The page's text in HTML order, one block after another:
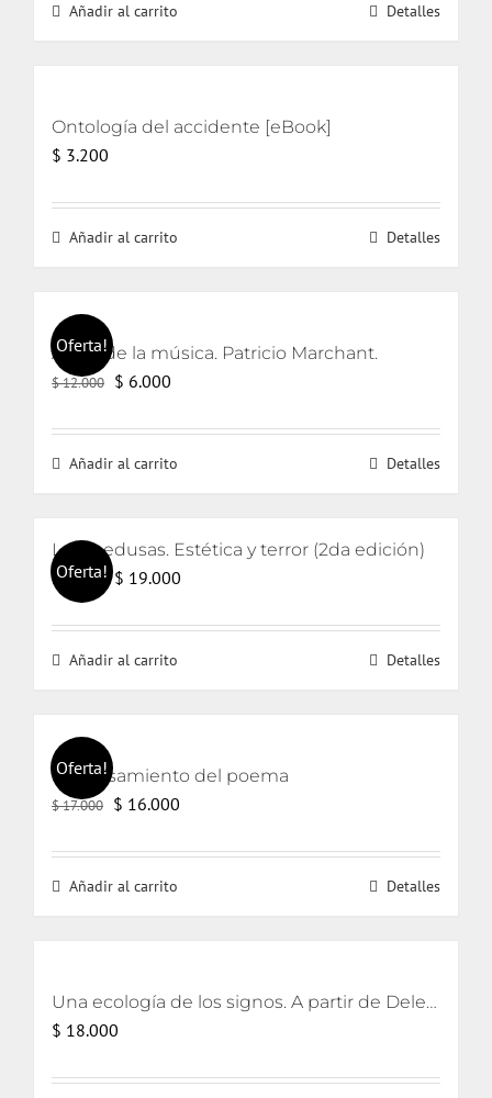
era:
es:
Añadir al carrito Detalles
Ontología del accidente [eBook]
$ 3.200
Añadir al carrito Detalles
Oferta!
Amor de la música. Patricio Marchant.
$12.000 El
original
era:
$ 6.000
actual
es:
Añadir al carrito Detalles
Oferta!
Las medusas. Estética y terror (2da edición)
$20.000
El
original
era:
$ 19.000
actual
Añadir al carrito Detalles
Oferta!
El pensamiento del poema
$17.000 El
original
era:
$ 16.000
actual
Añadir al carrito Detalles
Una ecología de los signos. A partir de Deleuze
$ 18.000